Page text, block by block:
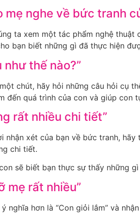
mẹ nghe về bức tranh
ta xem một tác phẩm nghệ
bạn biết những gì đã thực hiện
như thế nào?”
chút, hãy hỏi những câu hỏi cụ
đến quá trình của con và giúp con
rất nhiều chi tiết”
nhận xét của bạn về bức tranh,
chi tiết.
sẽ biết bạn thực sự thấy những
mẹ rất nhiều”
nghĩa hơn là “Con giỏi lắm” và